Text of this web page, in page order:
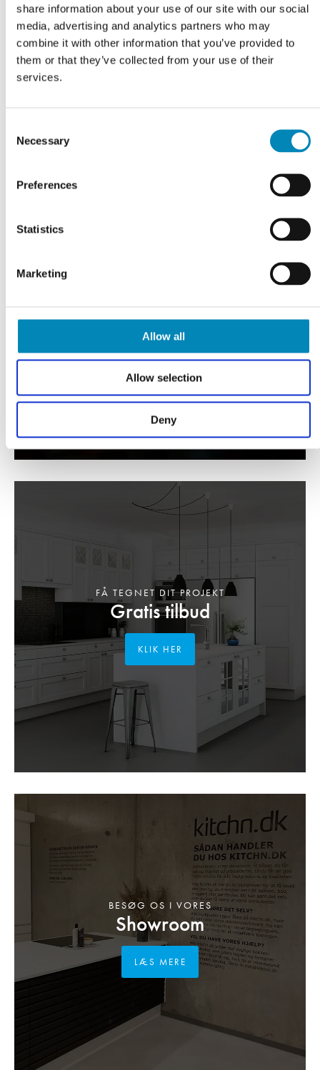
share information about your use of our site with our social
media, advertising and analytics partners who may
combine it with other information that you’ve provided to
them or that they’ve collected from your use of their
services.
Selection
Necessary
Preferences
Statistics
Marketing
Allow all
Allow selection
Deny
Relateret produkter
LÆS MERE
Gratis tilbud
FÅ TEGNET DIT PROJEKT
KLIK HER
Showroom
BESØG OS I VORES
LÆS MERE